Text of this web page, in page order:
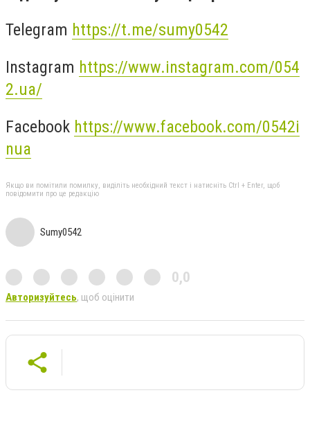
Telegram https://t.me/sumy0542
Instagram https://www.instagram.com/054
2.ua/
Facebook https://www.facebook.com/0542i
nua
Якщо ви помітили помилку, виділіть необхідний текст і натисніть Ctrl + Enter, щоб
повідомити про це редакцію
Sumy0542
0,0
Авторизуйтесь, щоб оцінити